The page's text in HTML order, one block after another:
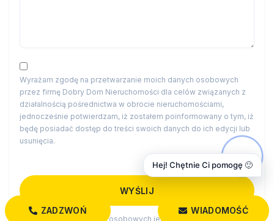
Wyrażam zgodę na przetwarzanie moich danych osobowych
przez firmę Dobry Dom Nieruchomości dla celów związanych z
działalnością pośrednictwa w obrocie nieruchomościami,
jednocześnie potwierdzam, iż zostałem poinformowany o tym, iż
będę posiadać dostęp do treści swoich danych do ich edycji lub
usunięcia.
Administratorem danych osobowych jest Dobry Dom
ZADZWOŃ WIADOMOŚĆ
Hej! Chętnie Ci pomogę 🙂